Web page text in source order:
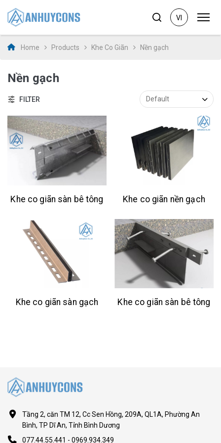
VI
Home Products Khe Co Giãn Nền gạch
Nền gạch
FILTER
Khe co giãn sàn bê tông Khe co giãn nền gạch
Khe co giãn sàn gạch Khe co giãn sàn bê tông
Tầng 2, căn TM 12, Cc Sen Hồng, 209A, QL1A, Phường An
Bình, TP Dĩ An, Tỉnh Bình Dương
077.44.55.441 - 0969.934.349